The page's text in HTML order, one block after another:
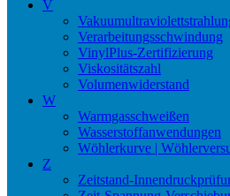
V
Verarbeitungsschwindung
VinylPlus-Zertifizierung
Viskositätszahl
Volumenwiderstand
W
Warmgasschweißen
Wasserstoffanwendungen
Wöhlerkurve |
Z
Zeitstand-